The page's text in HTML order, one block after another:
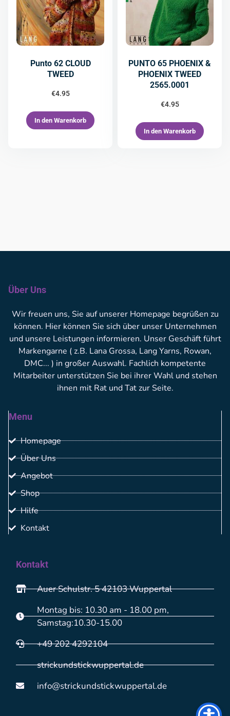
Punto 62 CLOUD
TWEED
€4.95
In den Warenkorb
PUNTO 65 PHOENIX &
PHOENIX TWEED
2565.0001
€4.95
In den Warenkorb
Über Uns
Wir freuen uns, Sie auf unserer Homepage begrüßen zu
können. Hier können Sie sich über unser Unternehmen
und unsere Leistungen informieren. Unser Geschäft führt
Markengarne ( z.B. Lana Grossa, Lang Yarns, Rowan,
DMC... ) in großer Auswahl. Fachlich kompetente
Mitarbeiter unterstützen Sie bei ihrer Wahl und stehen
ihnen mit Rat und Tat zur Seite.
Menu
Homepage
Über Uns
Angebot
Shop
Hilfe
Kontakt
Kontakt
Auer Schulstr. 5 42103 Wuppertal
Montag bis: 10.30 am - 18.00 pm,
Samstag:10.30-15.00
+49 202 4292104
strickundstickwuppertal.de
info@strickundstickwuppertal.de